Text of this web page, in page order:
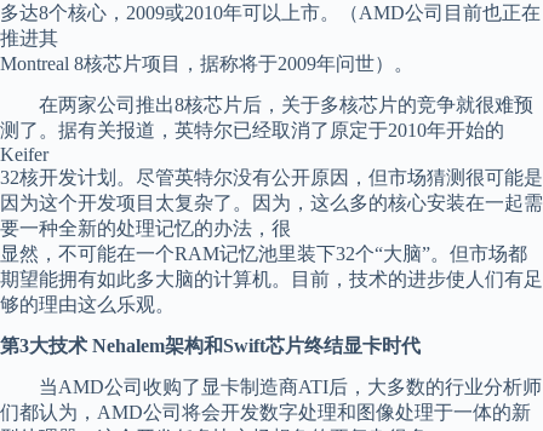
多达8个核心，2009或2010年可以上市。（AMD公司目前也正在
推进其
Montreal 8核芯片项目，据称将于2009年问世）。
在两家公司推出8核芯片后，关于多核芯片的竞争就很难预
测了。据有关报道，英特尔已经取消了原定于2010年开始的
Keifer
32核开发计划。尽管英特尔没有公开原因，但市场猜测很可能是
因为这个开发项目太复杂了。因为，这么多的核心安装在一起需
要一种全新的处理记忆的办法，很
显然，不可能在一个RAM记忆池里装下32个“大脑”。但市场都
期望能拥有如此多大脑的计算机。目前，技术的进步使人们有足
够的理由这么乐观。
第3大技术 Nehalem架构和Swift芯片终结显卡时代
当AMD公司收购了显卡制造商ATI后，大多数的行业分析师
们都认为，AMD公司将会开发数字处理和图像处理于一体的新